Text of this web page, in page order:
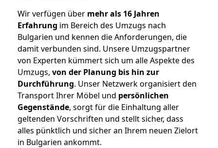
Wir verfügen über mehr als 16 Jahren
Erfahrung im Bereich des Umzugs nach
Bulgarien und kennen die Anforderungen, die
damit verbunden sind. Unsere Umzugspartner
von Experten kümmert sich um alle Aspekte des
Umzugs, von der Planung bis hin zur
Durchführung. Unser Netzwerk organisiert den
Transport Ihrer Möbel und persönlichen
Gegenstände, sorgt für die Einhaltung aller
geltenden Vorschriften und stellt sicher, dass
alles pünktlich und sicher an Ihrem neuen Zielort
in Bulgarien ankommt.